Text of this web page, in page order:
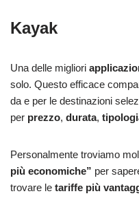
Kayak
Una delle migliori
solo. Questo efficace
da e per le destinazioni
per prezzo, durata,
Personalmente troviamo
più economiche” per
trovare le tariffe più